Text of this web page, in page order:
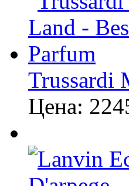
Trussardi
Цена: